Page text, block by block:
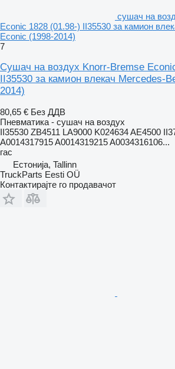
сушач на
Econic 1828 (01.98-) II35530 за камион
Econic (1998-2014)
7
Сушач на воздух Knorr-Bremse
II35530 за камион влекач Mercedes-
2014)
80,65 € Без ДДВ
Пневматика - сушач на воздух
II35530 ZB4511 LA9000 K024634 AE4500
A0014317915 A0014319215 A0034316106...
гас
Естонија, Tallinn
TruckParts Eesti OÜ
Контактирајте го продавачот